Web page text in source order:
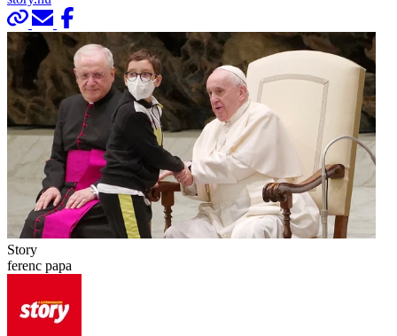
Story
ferenc papa